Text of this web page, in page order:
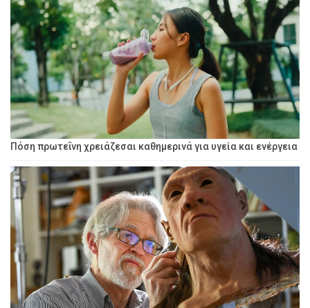
Πόση πρωτεΐνη χρειάζεσαι καθημερινά για υγεία και ενέργεια